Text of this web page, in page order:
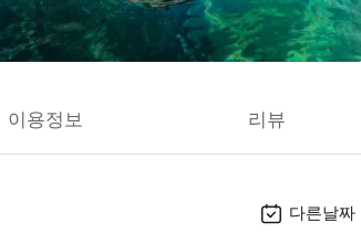
이용정보 리뷰
다른날짜